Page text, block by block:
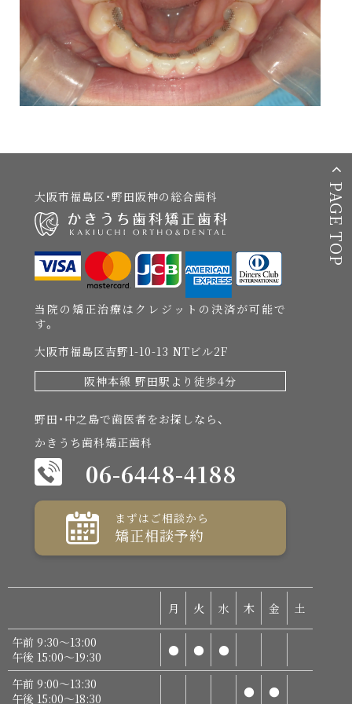
PAGE TOP
大阪市福島区・野田阪神の総合歯科
当院の矯正治療はクレジットの決済が可能で
す。
大阪市福島区吉野1-10-13 NTビル2F
阪神本線 野田駅より徒歩4分
野田・中之島で歯医者をお探しなら、
かきうち歯科矯正歯科
06-6448-4188
まずはご相談から
矯正相談予約
月 火 水 木 金 土
午前 9:30～13:00
午後 15:00～19:30
● ● ●
午前 9:00～13:30
午後 15:00～18:30
● ●